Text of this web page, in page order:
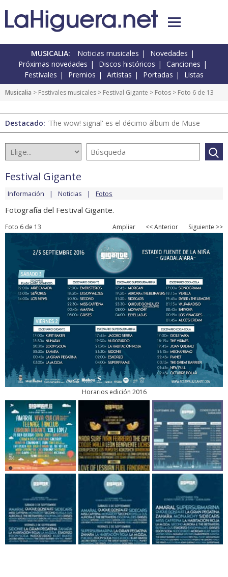
MUSICALIA: Noticias musicales
Novedades
Próximas novedades
Discos históricos
Canciones
Festivales
Premios Artistas Portadas Listas
Musicalia > Festivales musicales > Festival Gigante > Fotos > Foto 6 de 13
Destacado: 'The wow! signal' es el décimo álbum de Muse
Festival Gigante
Información Noticias Fotos
Fotografía del Festival Gigante.
Foto 6 de 13 Ampliar << Anterior Siguiente >>
Horarios edición 2016